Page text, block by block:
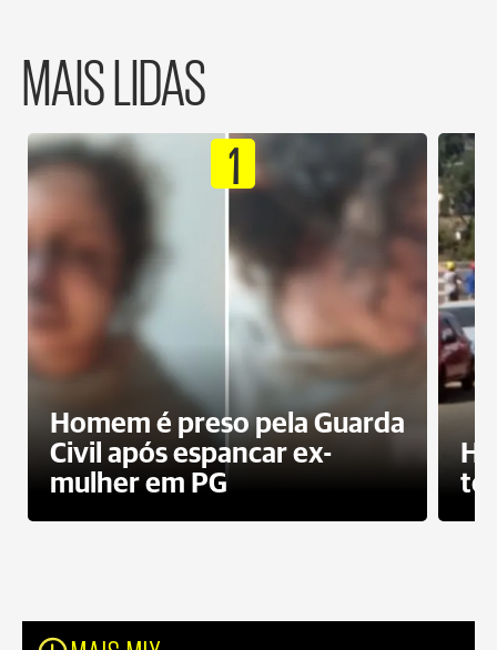
MAIS LIDAS
1
Homem é preso pela Guarda
Civil após espancar ex-
mulher em PG